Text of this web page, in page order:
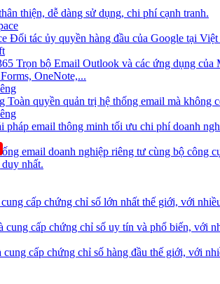
thiện, dễ dàng sử dụng, chi phí cạnh tranh.
Đối tác ủy quyền hàng đầu của Google tại Việt
Trọn bộ Email Outlook và các ứng dụng
OneNote,...
Toàn quyền quản trị hệ thống email mà không
pháp email thông minh tối ưu chi phí doanh
email doanh nghiệp riêng tư cùng bộ công
nhất.
cấp chứng chỉ số lớn nhất thế giới, với
cung cấp chứng chỉ số uy tín và phổ biến, với
cung cấp chứng chỉ số hàng đầu thế giới, với